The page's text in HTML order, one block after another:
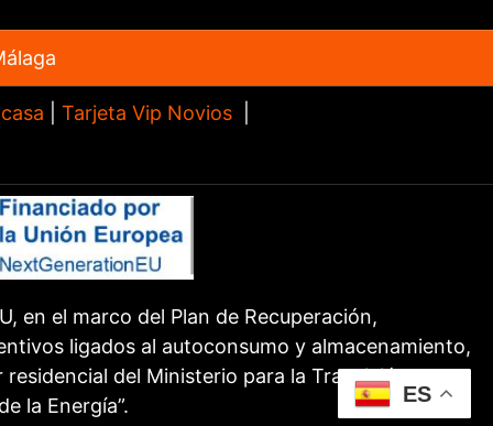
Tarjeta Vip Novios
en el marco del Plan de Recuperación,
ligados al autoconsumo y almacenamiento,
del Ministerio para la Transición
la Energía”.
ES